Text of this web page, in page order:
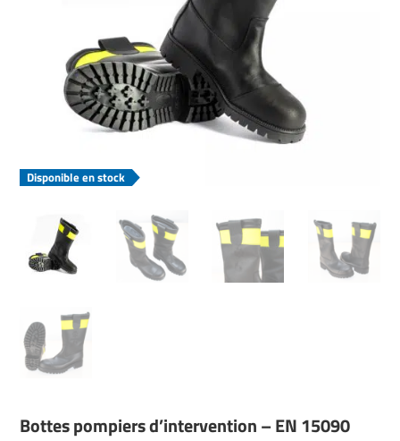
Disponible en stock
Bottes pompiers d’intervention – EN 15090